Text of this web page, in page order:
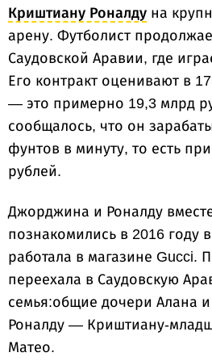
Криштиану Роналду на
арену. Футболист
Саудовской Аравии, где
Его контракт оценивают в
— это примерно 19,3 млрд
сообщалось, что он
фунтов в минуту, то есть
рублей.
Джорджина и Роналду
познакомились в 2016 году
работала в магазине Gucci.
переехала в Саудовскую
семья:общие дочери Алана и
Роналду — Криштиану-
Матео.